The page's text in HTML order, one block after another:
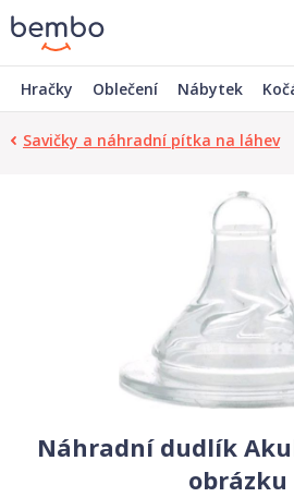
Hračky Oblečení Nábytek
Savičky a náhradní pítka na láhev
Náhradní dudlík
obrázku